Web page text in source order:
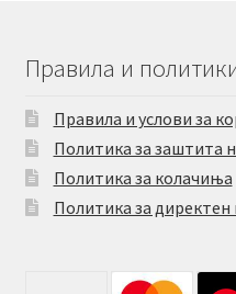
Правила и
Правила и услови за
Политика за заштита
Политика за колачиња
Политика за директен